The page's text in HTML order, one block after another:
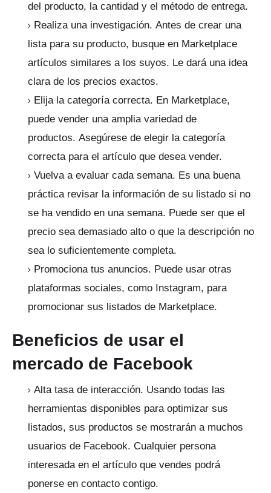
del producto, la cantidad y el método de entrega.
Realiza una investigación. Antes de crear una
lista para su producto, busque en Marketplace
artículos similares a los suyos. Le dará una idea
clara de los precios exactos.
Elija la categoría correcta. En Marketplace,
puede vender una amplia variedad de
productos. Asegúrese de elegir la categoría
correcta para el artículo que desea vender.
Vuelva a evaluar cada semana. Es una buena
práctica revisar la información de su listado si no
se ha vendido en una semana. Puede ser que el
precio sea demasiado alto o que la descripción no
sea lo suficientemente completa.
Promociona tus anuncios. Puede usar otras
plataformas sociales, como Instagram, para
promocionar sus listados de Marketplace.
Beneficios de usar el
mercado de Facebook
Alta tasa de interacción. Usando todas las
herramientas disponibles para optimizar sus
listados, sus productos se mostrarán a muchos
usuarios de Facebook. Cualquier persona
interesada en el artículo que vendes podrá
ponerse en contacto contigo.